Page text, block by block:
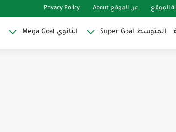
الموقع عن الموقع About Privacy Policy
المتوسط Super Goal الثانوي Mega Goal